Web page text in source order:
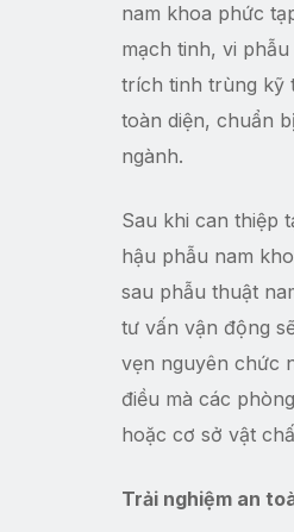
nam khoa phức
mạch tinh, vi
trích tinh trùng kỹ
toàn diện, chuẩn
ngành.
Sau khi can thiệp
hậu phẫu nam
sau phẫu thuật
tư vấn vận động
vẹn nguyên chức
điều mà các
hoặc cơ sở vật
Trải nghiệm an